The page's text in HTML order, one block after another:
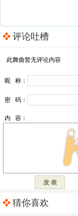
评论吐槽
猜你喜欢